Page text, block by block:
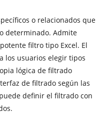
o relacionados que
determinado. Admite
filtro tipo Excel. El
los usuarios elegir tipos
lógica de filtrado
de filtrado según las
definir el filtrado con